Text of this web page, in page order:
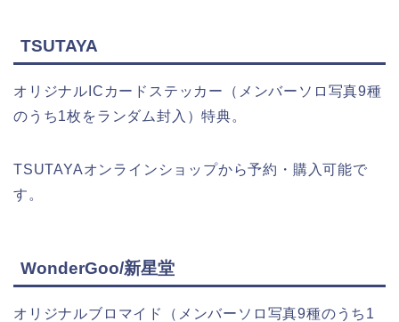
TSUTAYA
オリジナルICカードステッカー（メンバーソロ写真9種
のうち1枚をランダム封入）特典。
TSUTAYAオンラインショップから予約・購入可能で
す。
WonderGoo/新星堂
オリジナルブロマイド（メンバーソロ写真9種のうち1